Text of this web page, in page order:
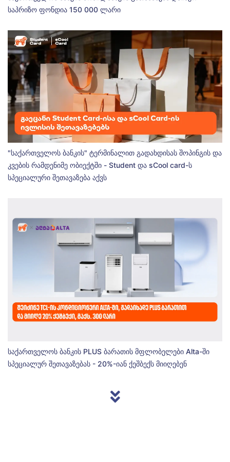
საპრიზო ფონდია 150 000 ლარი
"საქართველოს ბანკის" ტერმინალით გადახდისას შოპინგის და
კვების რამდენიმე ობიექტში - Student და sCool card-ს
სპეციალური შეთავაზება აქვს
საქართველოს ბანკის PLUS ბარათის მფლობელები Alta-ში
სპეციალურ შეთავაზებას - 20%-იან ქეშბექს მიიღებენ